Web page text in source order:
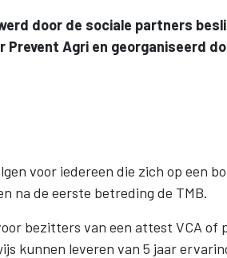
door de sociale partners
Prevent Agri en georganiseerd
voor iedereen die zich op een
na de eerste betreding de TMB.
bezitters van een attest VCA of
kunnen leveren van 5 jaar